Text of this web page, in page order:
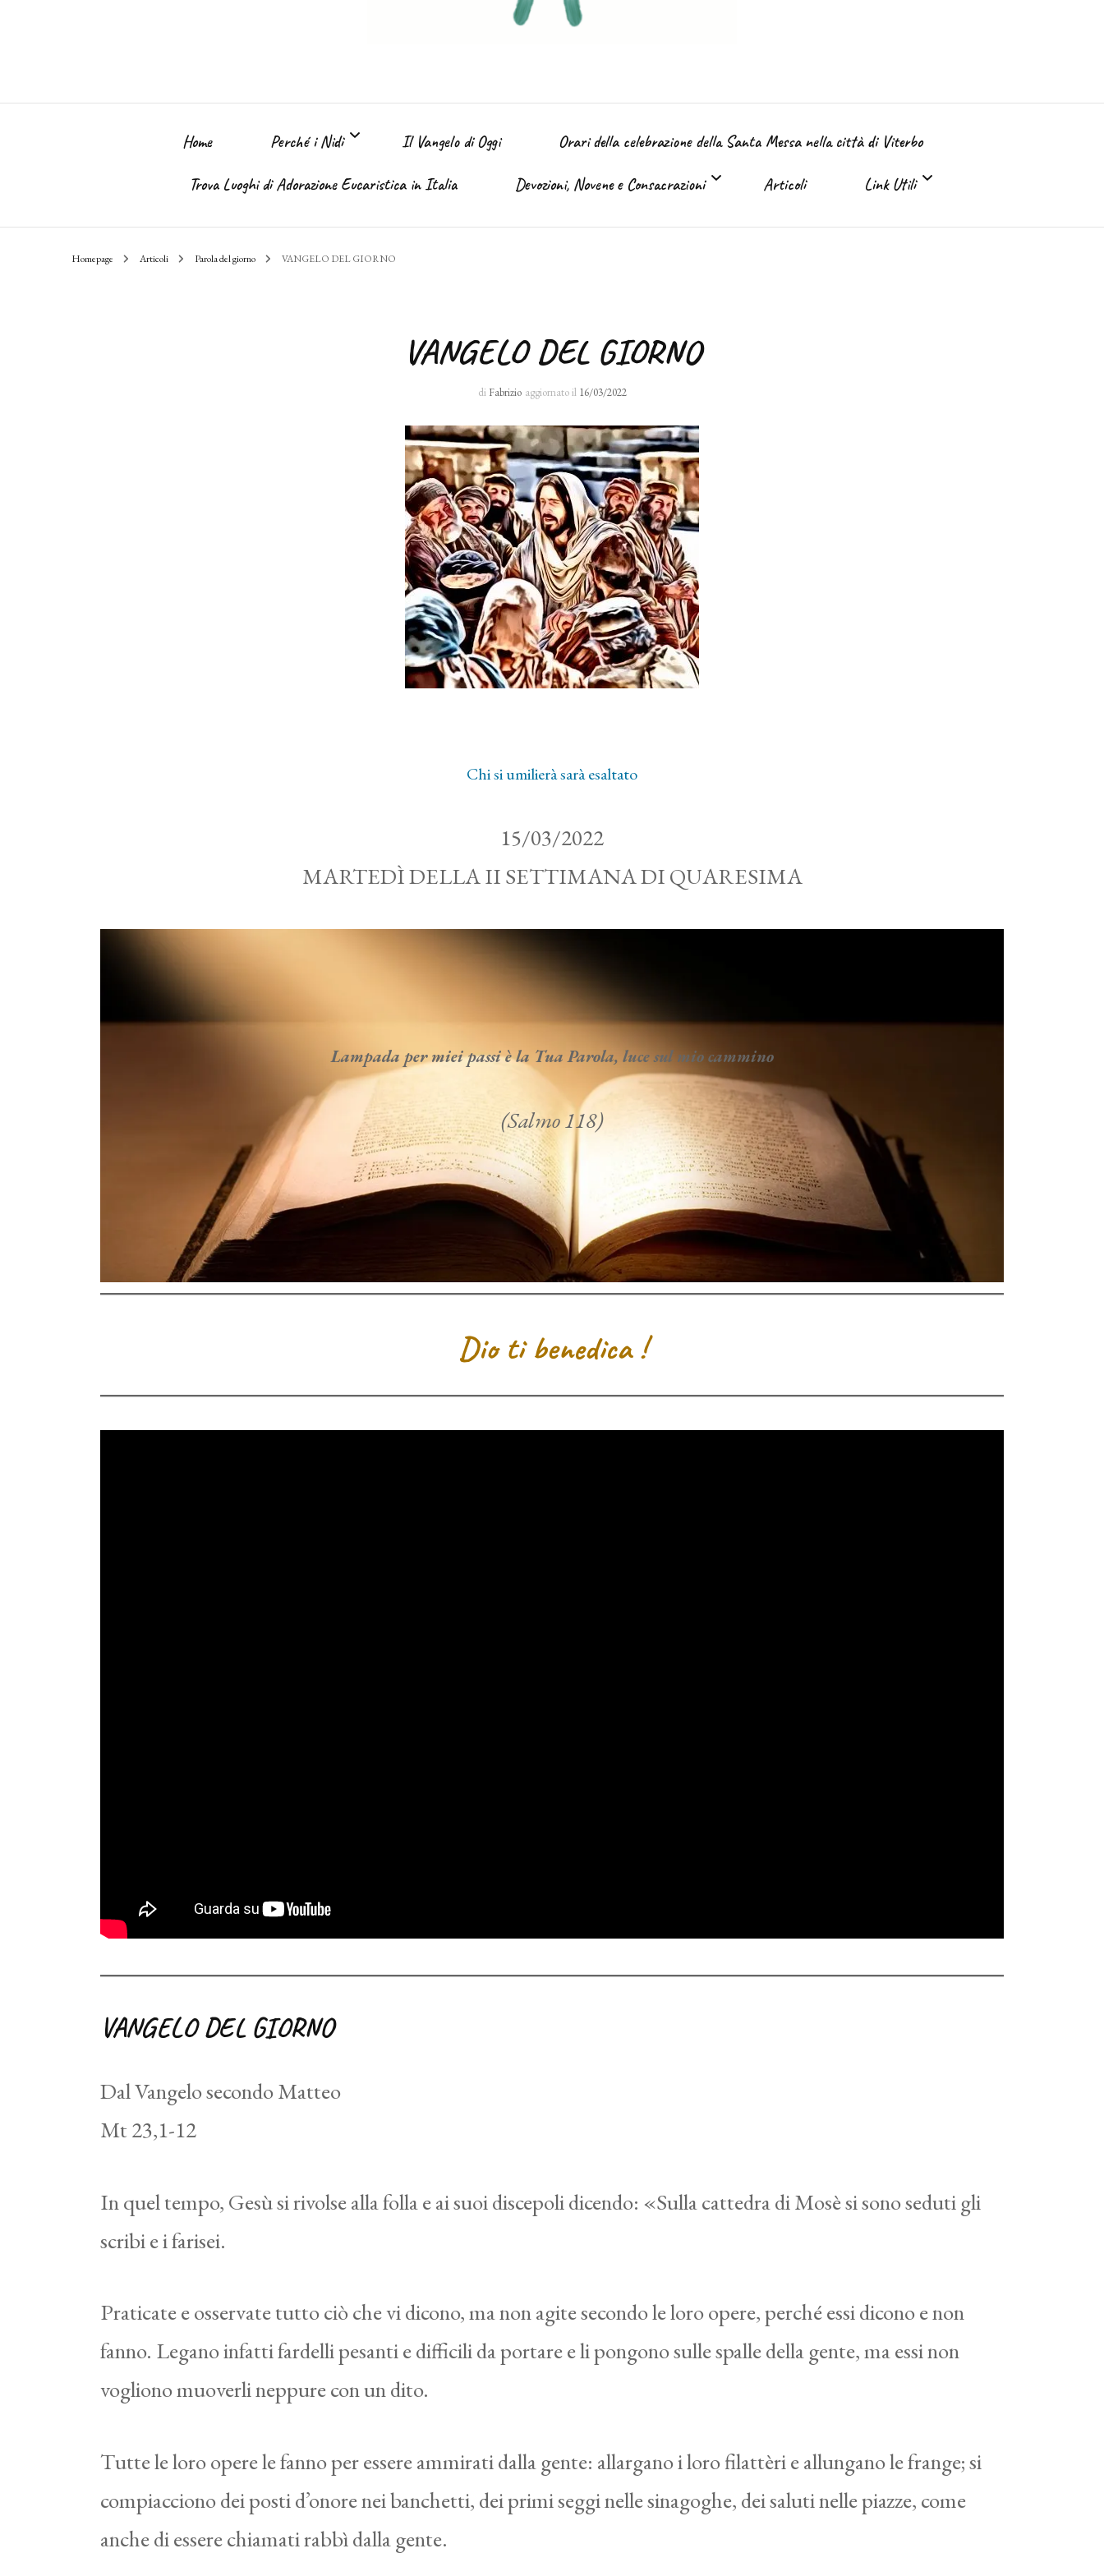
Home Perché i Nidi
Perché i Nidi dell’ Immacolata
Il Vangelo di Oggi Orari della celebrazione della Santa Messa nella città di Viterbo
Trova Luoghi di Adorazione Eucaristica in Italia Devozioni, Novene e Consacrazioni
Sacro Manto
Rosario 24 H
I primi cinque sabati del mese
Novena al Volto Santo
Via Crucis
Richieste di preghiera
Articoli Link Utili
Homepage Articoli Parola del giorno VANGELO DEL GIORNO
VANGELO DEL GIORNO
di Fabrizio aggiornato il 16/03/2022
Chi si umilierà sarà esaltato
15/03/2022
MARTEDÌ DELLA II SETTIMANA DI QUARESIMA
Lampada per miei passi è la Tua Parola, luce sul mio cammino
(Salmo 118)
Dio ti benedica !
VANGELO DEL GIORNO
Dal Vangelo secondo Matteo
Mt 23,1-12
In quel tempo, Gesù si rivolse alla folla e ai suoi discepoli dicendo: «Sulla cattedra di Mosè si sono seduti gli
scribi e i farisei.
Praticate e osservate tutto ciò che vi dicono, ma non agite secondo le loro opere, perché essi dicono e non
fanno. Legano infatti fardelli pesanti e difficili da portare e li pongono sulle spalle della gente, ma essi non
vogliono muoverli neppure con un dito.
Tutte le loro opere le fanno per essere ammirati dalla gente: allargano i loro filattèri e allungano le frange; si
compiacciono dei posti d’onore nei banchetti, dei primi seggi nelle sinagoghe, dei saluti nelle piazze, come
anche di essere chiamati rabbì dalla gente.